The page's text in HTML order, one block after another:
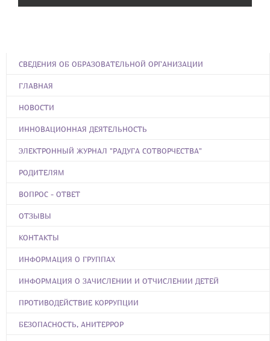
СВЕДЕНИЯ ОБ ОБРАЗОВАТЕЛЬНОЙ ОРГАНИЗАЦИИ
ГЛАВНАЯ
НОВОСТИ
ИННОВАЦИОННАЯ ДЕЯТЕЛЬНОСТЬ
ЭЛЕКТРОННЫЙ ЖУРНАЛ "РАДУГА СОТВОРЧЕСТВА"
РОДИТЕЛЯМ
ВОПРОС - ОТВЕТ
ОТЗЫВЫ
КОНТАКТЫ
ИНФОРМАЦИЯ О ГРУППАХ
ИНФОРМАЦИЯ О ЗАЧИСЛЕНИИ И ОТЧИСЛЕНИИ ДЕТЕЙ
ПРОТИВОДЕЙСТВИЕ КОРРУПЦИИ
БЕЗОПАСНОСТЬ, АНИТЕРРОР